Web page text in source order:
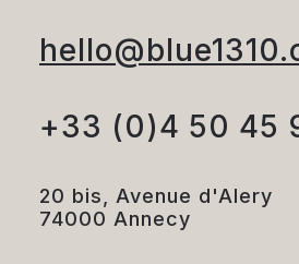
+33 (0)4 50 45
20 bis, Avenue d'Alery
74000 Annecy